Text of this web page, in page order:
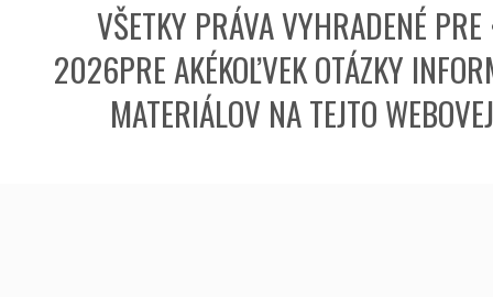
VŠETKY PRÁVA VYHRADENÉ
2026PRE AKÉKOĽVEK OTÁZKY
MATERIÁLOV NA TEJTO